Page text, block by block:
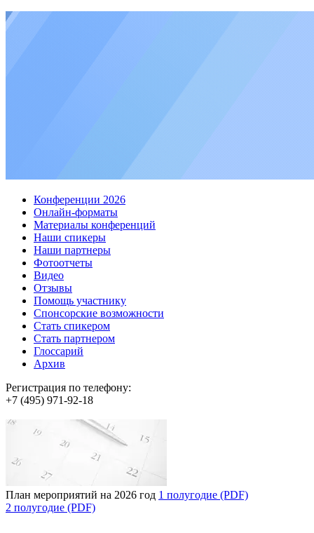
Конференции 2026
Онлайн-форматы
Материалы конференций
Наши спикеры
Наши партнеры
Фотоотчеты
Видео
Отзывы
Помощь участнику
Спонсорские возможности
Стать спикером
Стать партнером
Глоссарий
Архив
Регистрация по телефону:
+7 (495) 971-92-18
План мероприятий на 2026 год 1 полугодие (PDF)
2 полугодие (PDF)